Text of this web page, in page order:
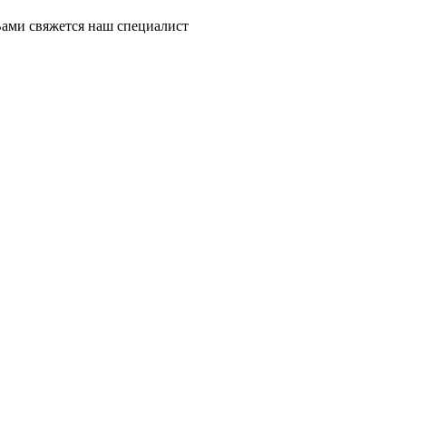
свяжется наш специалист